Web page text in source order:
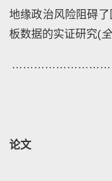
地缘政治风险阻碍
板数据的实证研究(
论文